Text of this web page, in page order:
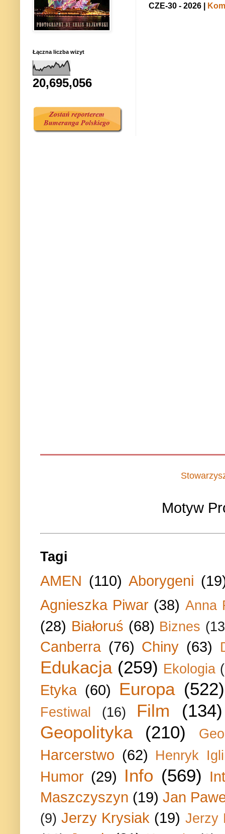
CZE-30 - 2026 |
Łączna liczba wizyt
20,695,056
Motyw
Tagi
AMEN (110) Aborygeni
Agnieszka Piwar (38) Anna
(28) Białoruś (68) Biznes
Canberra (76) Chiny (63)
Edukacja (259) Ekologia
Etyka (60) Europa (522)
Festiwal (16) Film
(134)
Geopolityka
(210)
Harcerstwo (62) Henryk
Humor (29) Info (569)
Maszczyszyn (19) Jan
(9) Jerzy Krysiak (19) Jerzy